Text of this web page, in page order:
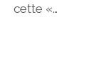
cette «…